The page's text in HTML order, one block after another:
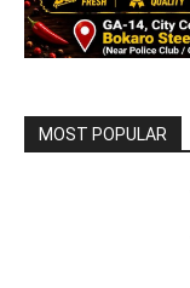
MOST POPULAR